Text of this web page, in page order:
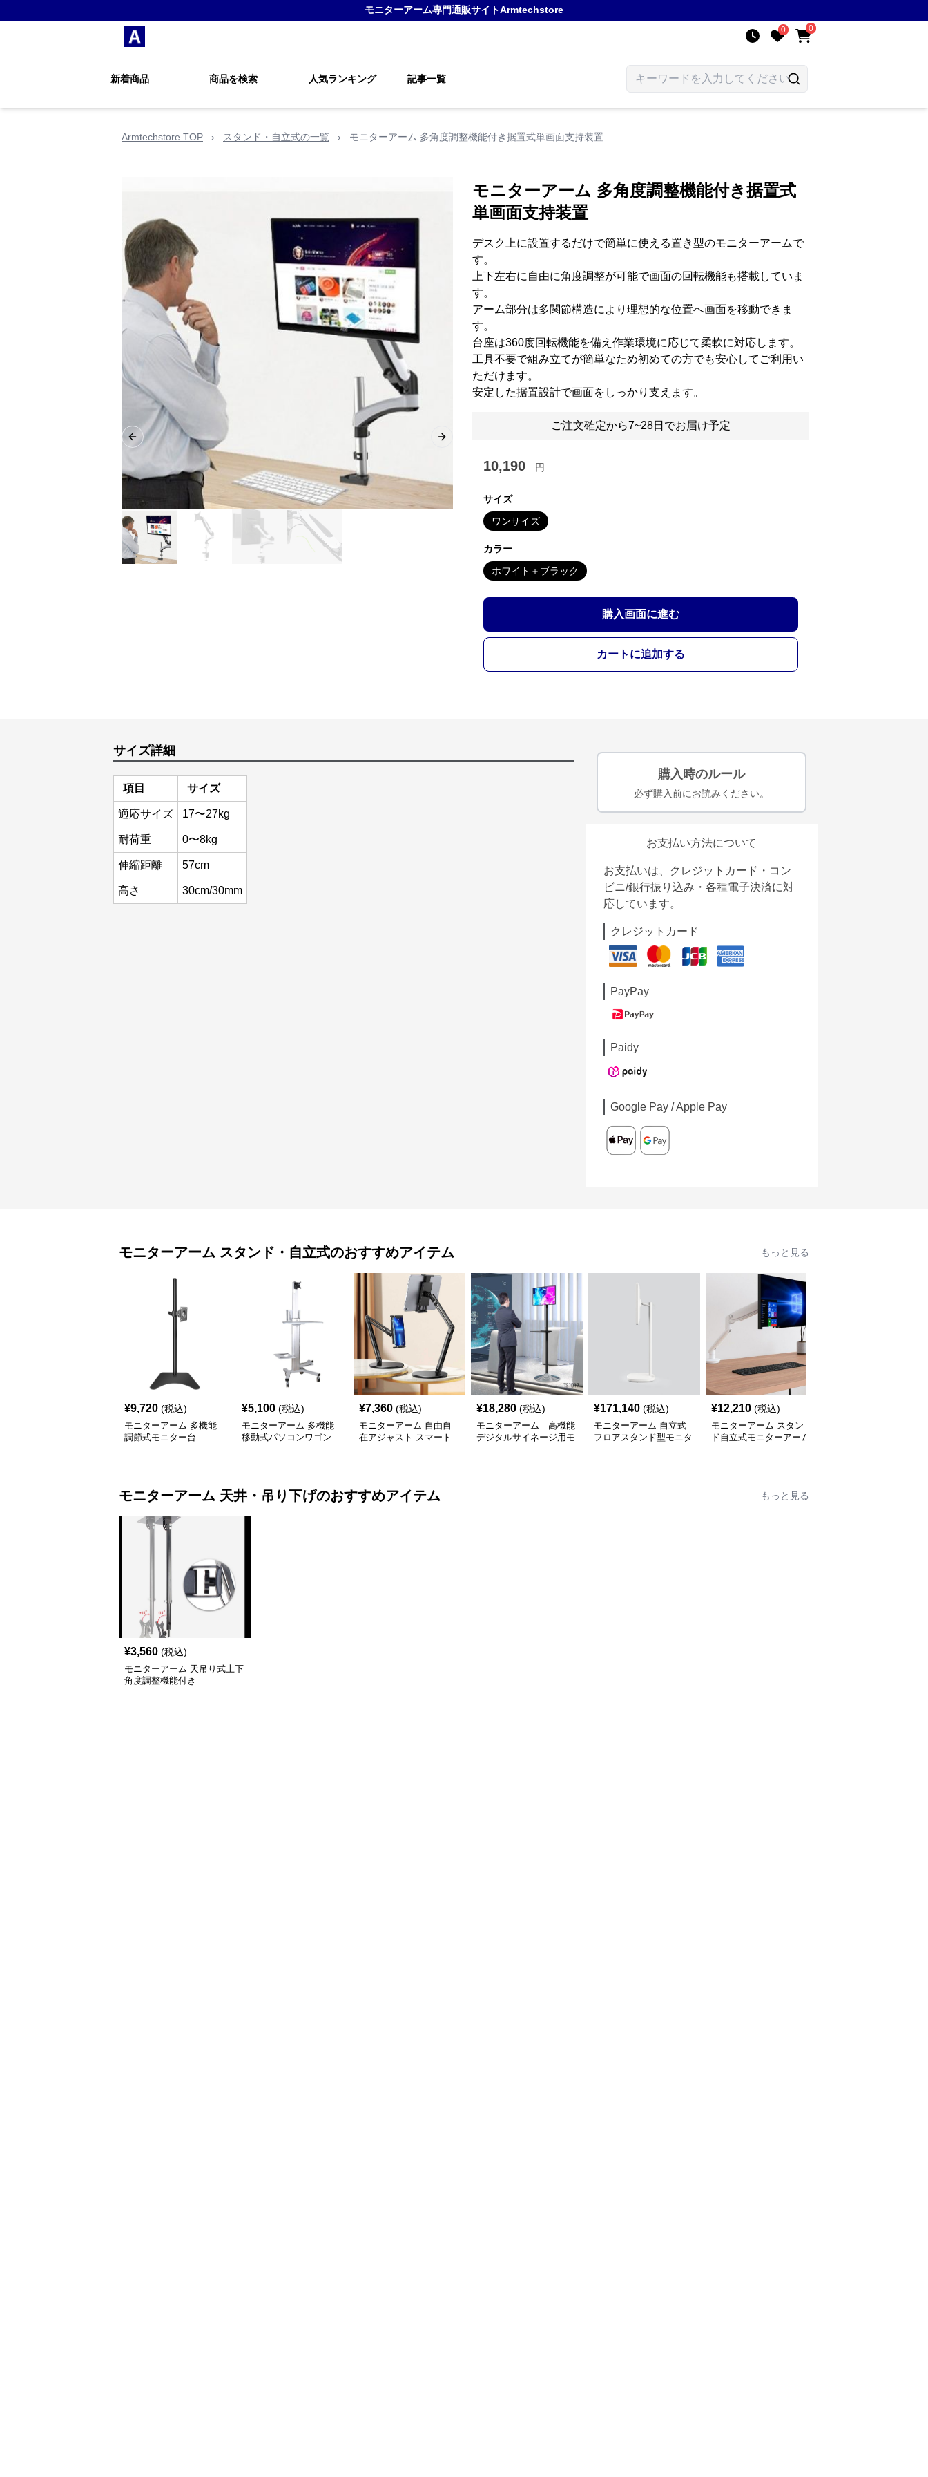
モニターアーム専門通販サイトArmtechstore
0 0
新着商品 商品を検索 人気ランキング 記事一覧
Armtechstore TOP › スタンド・自立式の一覧 › モニターアーム 多角度調整機能付き据置式単画面支持装置
Previous slide Next slide
モニターアーム 多角度調整機能付き据置式
単画面支持装置
デスク上に設置するだけで簡単に使える置き型のモニターアームで
す。
上下左右に自由に角度調整が可能で画面の回転機能も搭載していま
す。
アーム部分は多関節構造により理想的な位置へ画面を移動できま
す。
台座は360度回転機能を備え作業環境に応じて柔軟に対応します。
工具不要で組み立てが簡単なため初めての方でも安心してご利用い
ただけます。
安定した据置設計で画面をしっかり支えます。
ご注文確定から7~28日でお届け予定
10,190 円
サイズ
ワンサイズ
カラー
ホワイト＋ブラック
購入画面に進む
カートに追加する
サイズ詳細
項目 サイズ
適応サイズ 17〜27kg
耐荷重 0〜8kg
伸縮距離 57cm
高さ 30cm/30mm
購入時のルール
必ず購入前にお読みください。
お支払い方法について
お支払いは、クレジットカード・コン
ビニ/銀行振り込み・各種電子決済に対
応しています。
クレジットカード
PayPay
Paidy
Google Pay / Apple Pay
モニターアーム スタンド・自立式のおすすめアイテム もっと見る
¥9,720 (税込)
モニターアーム 多機能
調節式モニター台
¥5,100 (税込)
モニターアーム 多機能
移動式パソコンワゴン
¥7,360 (税込)
モニターアーム 自由自
在アジャスト スマート
¥18,280 (税込)
モニターアーム 高機能
デジタルサイネージ用モ
¥171,140 (税込)
モニターアーム 自立式
フロアスタンド型モニタ
¥12,210 (税込)
モニターアーム スタン
ド自立式モニターアーム
モニターアーム 天井・吊り下げのおすすめアイテム もっと見る
¥3,560 (税込)
モニターアーム 天吊り式上下
角度調整機能付き